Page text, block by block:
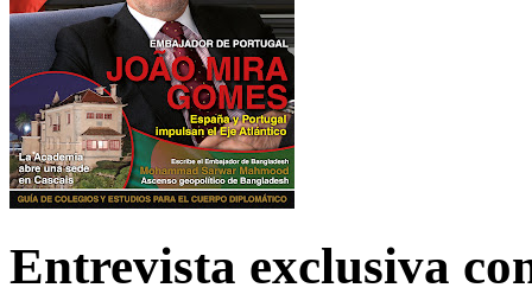
Entrevista exclusiva